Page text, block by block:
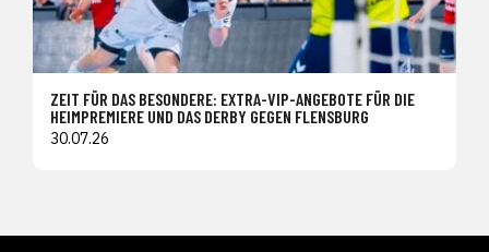
ZEIT FÜR DAS BESONDERE: EXTRA-VIP-ANGEBOTE FÜR DIE
HEIMPREMIERE UND DAS DERBY GEGEN FLENSBURG
30.07.26